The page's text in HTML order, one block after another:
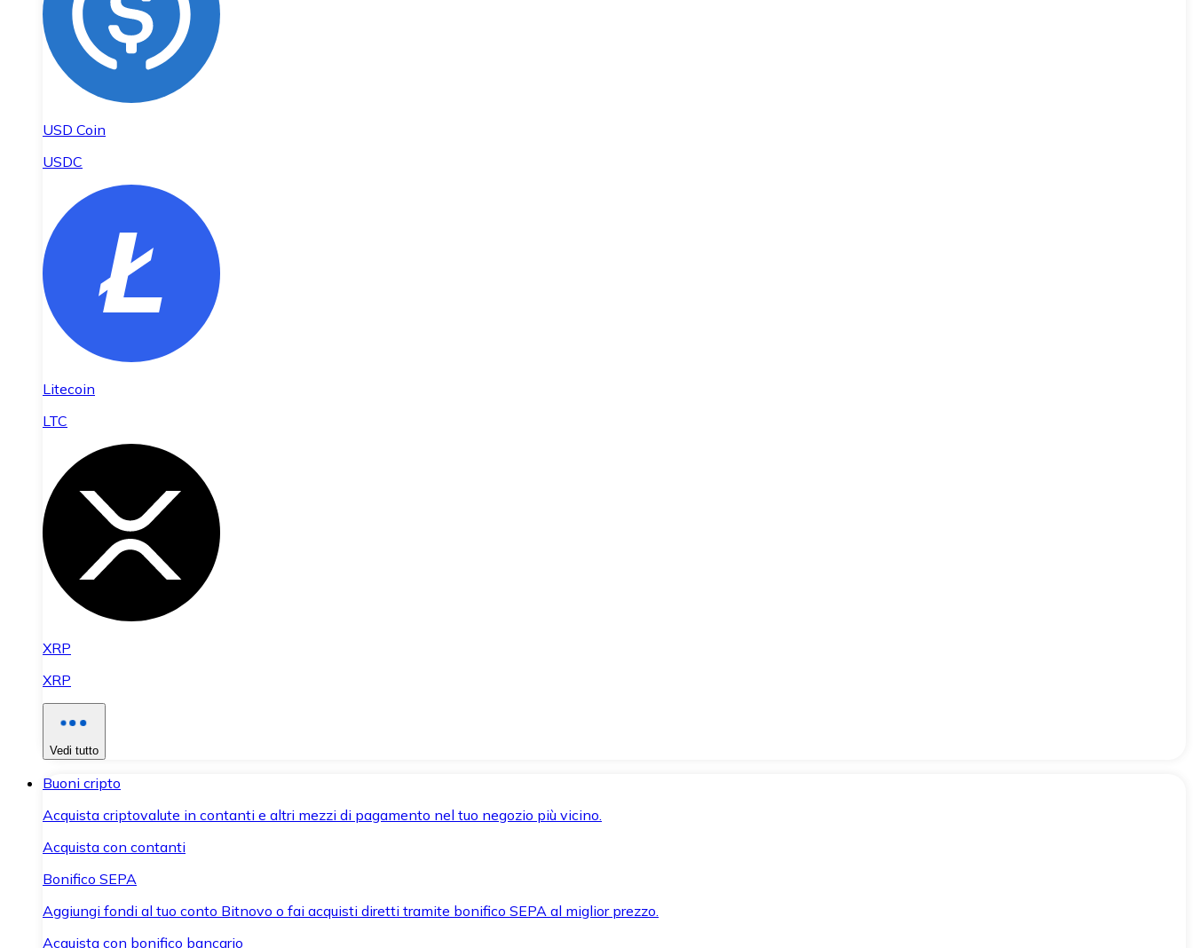
USD Coin
USDC
Litecoin
LTC
XRP
XRP
Vedi tutto
Buoni cripto
Acquista criptovalute in contanti e altri mezzi di pagamento nel tuo negozio più vicino.
Acquista con contanti
Bonifico SEPA
Aggiungi fondi al tuo conto Bitnovo o fai acquisti diretti tramite bonifico SEPA al miglior prezzo.
Acquista con bonifico bancario